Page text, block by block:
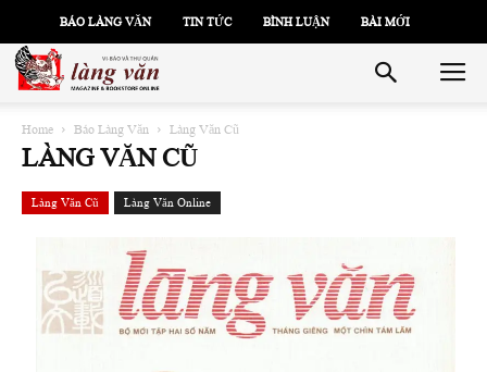
BÁO LÀNG VĂN TIN TỨC BÌNH LUẬN BÀI MỚI
Home Báo Làng Văn Làng Văn Cũ
LÀNG VĂN CŨ
Làng Văn Cũ Làng Văn Online